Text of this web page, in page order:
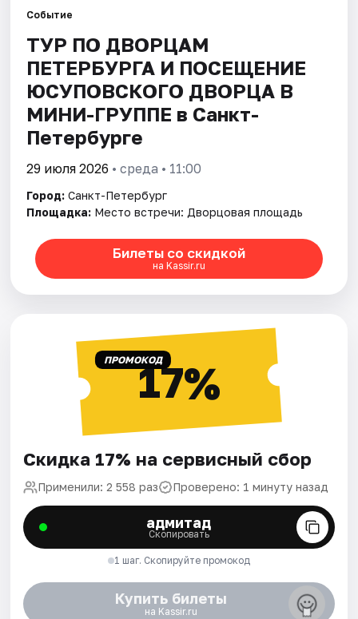
Города
Площадки
Артисты
Рейтинги
Событие
ТУР ПО ДВОРЦАМ
ПЕТЕРБУРГА И ПОСЕЩЕНИЕ
ЮСУПОВСКОГО ДВОРЦА В
МИНИ-ГРУППЕ в Санкт-
Петербурге
29 июля 2026 • среда • 11:00
Город: Санкт-Петербург
Площадка: Место встречи: Дворцовая площадь
Билеты со скидкой
на Kassir.ru
ПРОМОКОД17%
Скидка 17% на сервисный сбор
Применили: 2 558 раз Проверено: 1 минуту назад
адмитад
Скопировать
1 шаг. Скопируйте промокод
Купить билеты
на Kassir.ru